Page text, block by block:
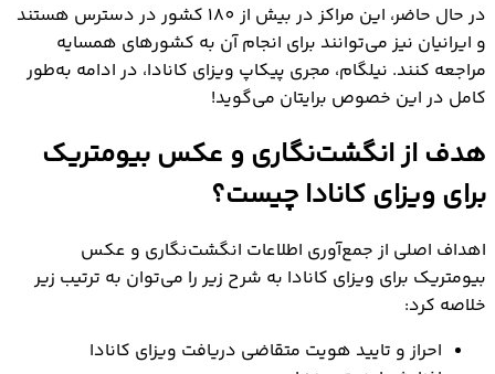
در حال حاضر، این مراکز در بیش از 180 کشور در دسترس هستند
و ایرانیان نیز می‌توانند برای انجام آن به کشورهای همسایه
مراجعه کنند. نیلگام، مجری پیکاپ ویزای کانادا، در ادامه به‌طور
کامل در این خصوص برایتان می‌گوید!
هدف از انگشت‌نگاری و عکس بیومتریک
برای ویزای کانادا چیست؟
اهداف اصلی از جمع‌آوری اطلاعات انگشت‌نگاری و عکس
بیومتریک برای ویزای کانادا به شرح زیر را می‌توان به ترتیب زیر
خلاصه کرد:
احراز و تایید هویت متقاضی دریافت ویزای کانادا